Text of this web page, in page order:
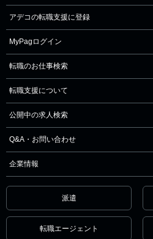
アデコの転職支援に登録
MyPagログイン
転職のお仕事検索
転職支援について
公開中の求人検索
Q&A・お問い合わせ
企業情報
派遣
転職エージェント